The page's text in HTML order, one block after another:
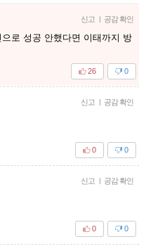
신고 | 공감 확인
로 성공 안했다면 이태까지 방
0
26
신고 | 공감 확인
0
0
신고 | 공감 확인
0
0